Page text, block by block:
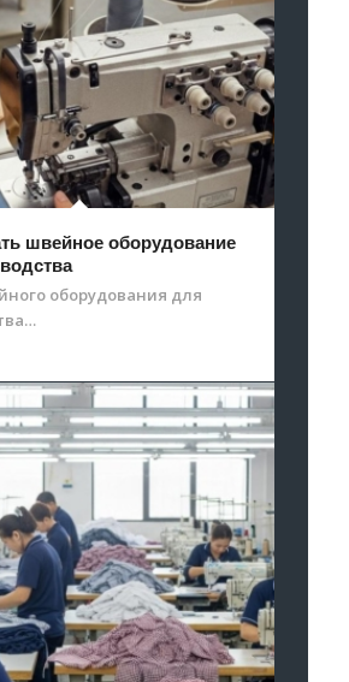
швейное оборудование
оборудования для